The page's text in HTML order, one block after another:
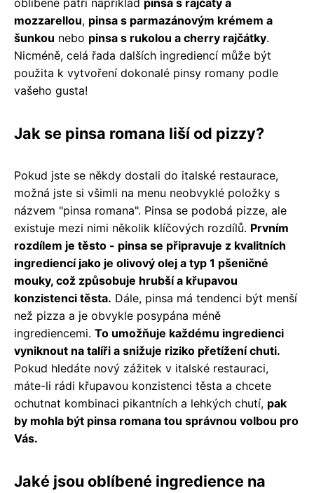
mozzarellou, pinsa s parmazánovým krémem a
šunkou nebo pinsa s rukolou a cherry rajčátky.
Nicméně, celá řada dalších ingrediencí může být
použita k vytvoření dokonalé pinsy romany podle
vašeho gusta!
Jak se pinsa romana liší od pizzy?
Pokud jste se někdy dostali do italské restaurace,
možná jste si všimli na menu neobvyklé položky s
názvem "pinsa romana". Pinsa se podobá pizze, ale
existuje mezi nimi několik klíčových rozdílů. Prvním
rozdílem je těsto - pinsa se připravuje z kvalitních
ingrediencí jako je olivový olej a typ 1 pšeničné
mouky, což způsobuje hrubší a křupavou
konzistenci těsta. Dále, pinsa má tendenci být menší
než pizza a je obvykle posypána méně
ingrediencemi. To umožňuje každému ingredienci
vyniknout na talíři a snižuje riziko přetížení chuti.
Pokud hledáte nový zážitek v italské restauraci,
máte-li rádi křupavou konzistenci těsta a chcete
ochutnat kombinaci pikantních a lehkých chutí, pak
by mohla být pinsa romana tou správnou volbou pro
Vás.
Jaké jsou oblíbené ingredience na